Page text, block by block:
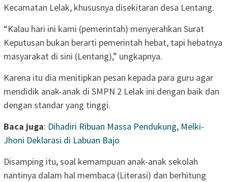
Kecamatan Lelak, khususnya disekitaran desa Lentang.
“Kalau hari ini kami (pemerintah) menyerahkan Surat
Keputusan bukan berarti pemerintah hebat, tapi hebatnya
masyarakat di sini (Lentang),” ungkapnya.
Karena itu dia menitipkan pesan kepada para guru agar
mendidik anak-anak di SMPN 2 Lelak ini dengan baik dan
dengan standar yang tinggi.
Baca juga: Dihadiri Ribuan Massa Pendukung, Melki-
Jhoni Deklarasi di Labuan Bajo
Disamping itu, soal kemampuan anak-anak sekolah
nantinya dalam hal membaca (Literasi) dan berhitung